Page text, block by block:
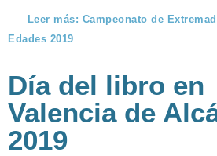
Leer más: Campeonato de
Edades 2019
Día del libro en
Valencia de
2019